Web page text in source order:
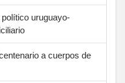
uruguayo-
a cuerpos de